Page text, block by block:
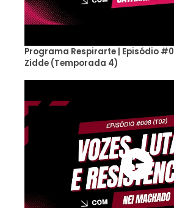
Programa Respirarte | Episódio
Zidde (Temporada 4)